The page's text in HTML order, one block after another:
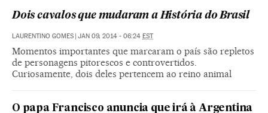
Dois cavalos que mudaram a História do Brasil
LAURENTINO GOMES | JAN 09, 2014 - 06:24 EST
Momentos importantes que marcaram o país são repletos
de personagens pitorescos e controvertidos.
Curiosamente, dois deles pertencem ao reino animal
O papa Francisco anuncia que irá à Argentina